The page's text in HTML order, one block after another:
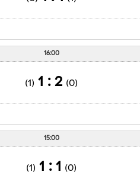
16:00
(0)
2 : 1
(1)
15:00
(0)
1 : 1
(1)